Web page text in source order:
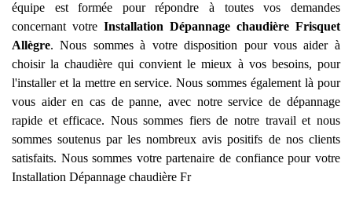
équipe est formée pour répondre à toutes vos demandes
concernant votre Installation Dépannage chaudière Frisquet
Allègre. Nous sommes à votre disposition pour vous aider à
choisir la chaudière qui convient le mieux à vos besoins, pour
l'installer et la mettre en service. Nous sommes également là pour
vous aider en cas de panne, avec notre service de dépannage
rapide et efficace. Nous sommes fiers de notre travail et nous
sommes soutenus par les nombreux avis positifs de nos clients
satisfaits. Nous sommes votre partenaire de confiance pour votre
Installation Dépannage chaudière Fr